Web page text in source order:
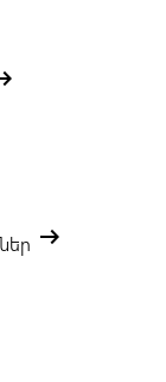
arrow_right_alt